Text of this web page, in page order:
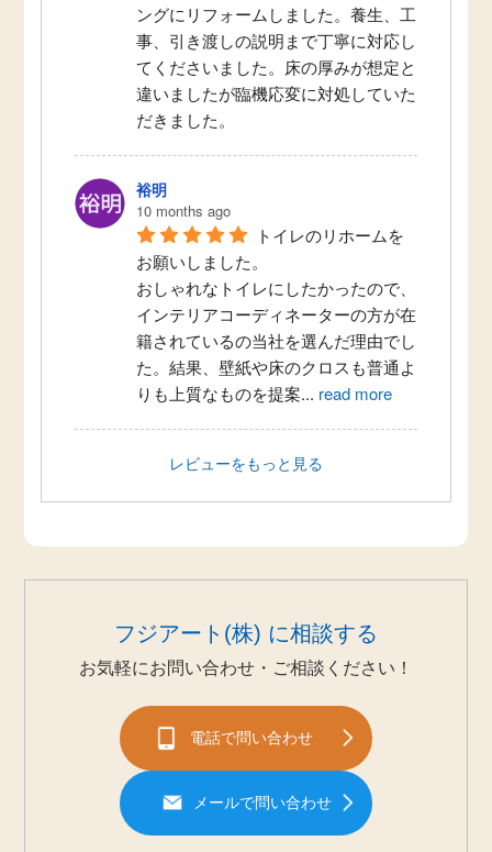
ングにリフォームしました。養生、工
事、引き渡しの説明まで丁寧に対応し
てくださいました。床の厚みが想定と
違いましたが臨機応変に対処していた
だきました。
裕明
10 months ago
トイレのリホームを
お願いしました。
おしゃれなトイレにしたかったので、
インテリアコーディネーターの方が在
籍されているの当社を選んだ理由でし
た。結果、壁紙や床のクロスも普通よ
りも上質なものを提案... read more
レビューをもっと見る
フジアート(株) に相談する
お気軽にお問い合わせ・ご相談ください！
電話で問い合わせ
メールで問い合わせ